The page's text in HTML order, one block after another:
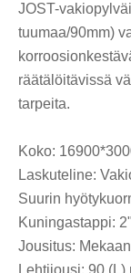
JOST-
tuumaa/90mm)
räätälöitävissä
tarpeita.
Koko:
Laskuteline:
Suurin
Kuningastappi:
Jousitus: